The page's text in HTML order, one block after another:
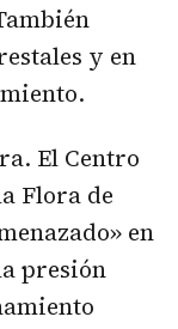
y en
El Centro
Flora de
en
presión